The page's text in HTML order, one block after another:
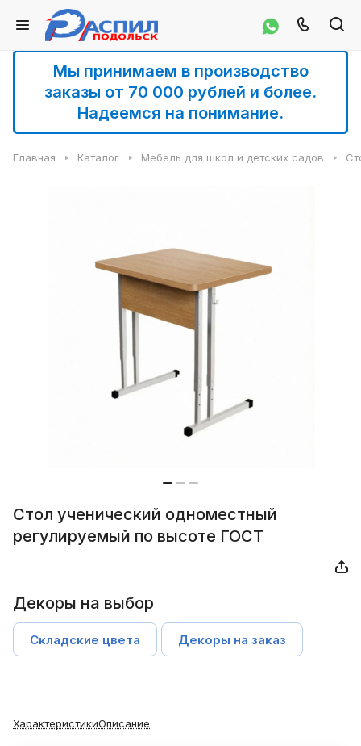
Мы принимаем в производство
заказы от 70 000 рублей и более.
Надеемся на понимание.
Главная Каталог Мебель для школ и детских садов
Стол ученический одноместный
регулируемый по высоте ГОСТ
Декоры на выбор
Складские цвета Декоры на заказ
ХарактеристикиОписание